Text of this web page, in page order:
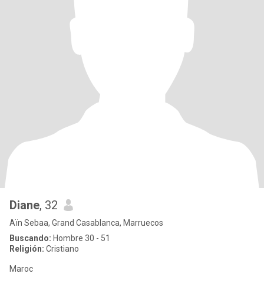
Diane, 32
Aïn Sebaa, Grand Casablanca, Marruecos
Buscando: Hombre 30 - 51
Religión: Cristiano
Maroc